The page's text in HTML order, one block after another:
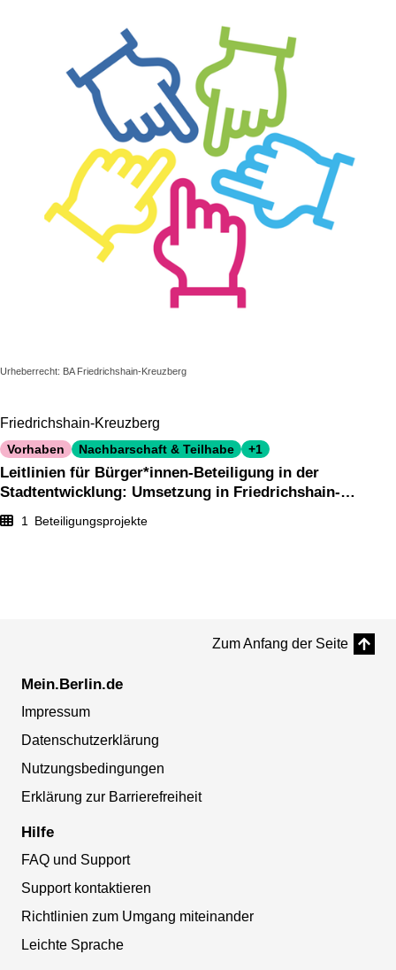
Urheberrecht: BA Friedrichshain-Kreuzberg
Friedrichshain-Kreuzberg
Vorhaben Nachbarschaft & Teilhabe +1
Leitlinien für Bürger*innen-Beteiligung in der
Stadtentwicklung: Umsetzung in Friedrichshain-
Kreuzberg
1 Beteiligungsprojekte
Zum Anfang der Seite
Mein.Berlin.de
Impressum
Datenschutzerklärung
Nutzungsbedingungen
Erklärung zur Barrierefreiheit
Hilfe
FAQ und Support
Support kontaktieren
Richtlinien zum Umgang miteinander
Leichte Sprache